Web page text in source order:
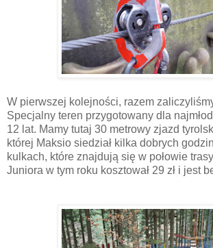
W pierwszej kolejności, razem
Specjalny teren przygotowany dla
12 lat. Mamy tutaj 30 metrowy zjazd
której Maksio siedział kilka dobrych
kulkach, które znajdują się w połowie
Juniora w tym roku kosztował 29 zł i jest